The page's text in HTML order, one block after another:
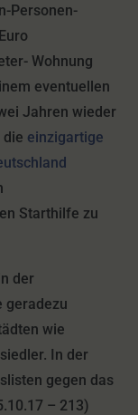
Personen-
Wohnung
eventuellen
Jahren wieder
die einzigartige
Starthilfe zu
der
geradezu
wie
In der
gegen das
– 213)